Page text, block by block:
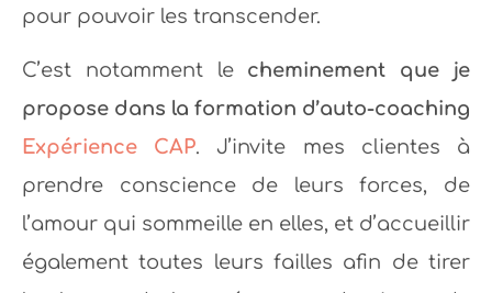
pour pouvoir les transcender.
C’est notamment le cheminement que je
propose dans la formation d’auto-coaching
Expérience CAP. J’invite mes clientes à
prendre conscience de leurs forces, de
l’amour qui sommeille en elles, et d’accueillir
également toutes leurs failles afin de tirer